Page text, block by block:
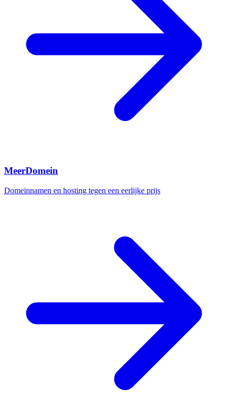
MeerDomein
Domeinnamen en hosting tegen een eerlijke prijs